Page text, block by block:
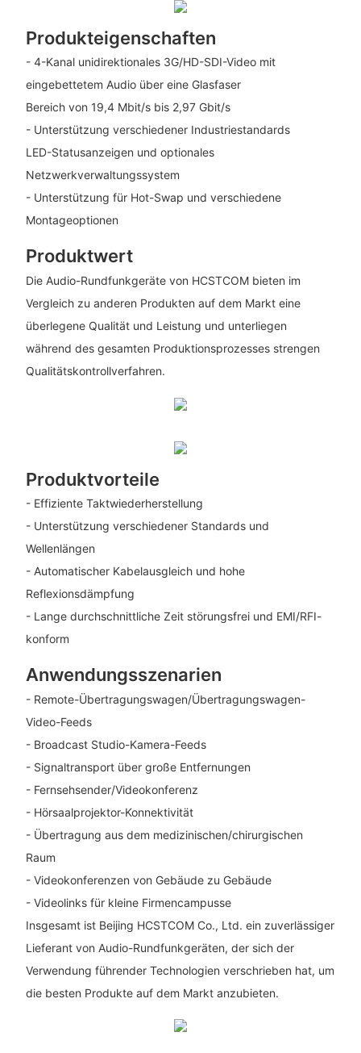
Produkteigenschaften
- 4-Kanal unidirektionales 3G/HD-SDI-Video mit
eingebettetem Audio über eine Glasfaser
Bereich von 19,4 Mbit/s bis 2,97 Gbit/s
- Unterstützung verschiedener Industriestandards
LED-Statusanzeigen und optionales
Netzwerkverwaltungssystem
- Unterstützung für Hot-Swap und verschiedene
Montageoptionen
Produktwert
Die Audio-Rundfunkgeräte von HCSTCOM bieten im
Vergleich zu anderen Produkten auf dem Markt eine
überlegene Qualität und Leistung und unterliegen
während des gesamten Produktionsprozesses strengen
Qualitätskontrollverfahren.
Produktvorteile
- Effiziente Taktwiederherstellung
- Unterstützung verschiedener Standards und
Wellenlängen
- Automatischer Kabelausgleich und hohe
Reflexionsdämpfung
- Lange durchschnittliche Zeit störungsfrei und EMI/RFI-
konform
Anwendungsszenarien
- Remote-Übertragungswagen/Übertragungswagen-
Video-Feeds
- Broadcast Studio-Kamera-Feeds
- Signaltransport über große Entfernungen
- Fernsehsender/Videokonferenz
- Hörsaalprojektor-Konnektivität
- Übertragung aus dem medizinischen/chirurgischen
Raum
- Videokonferenzen von Gebäude zu Gebäude
- Videolinks für kleine Firmencampusse
Insgesamt ist Beijing HCSTCOM Co., Ltd. ein zuverlässiger
Lieferant von Audio-Rundfunkgeräten, der sich der
Verwendung führender Technologien verschrieben hat, um
die besten Produkte auf dem Markt anzubieten.